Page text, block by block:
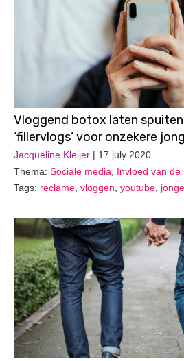
Vloggend botox laten
‘fillervlogs’ voor onzekere
Jacqueline Kleijer | 17 july 2020
Thema: Sociale media, Invloed van de
Tags: reclame, vloggen, youtube,